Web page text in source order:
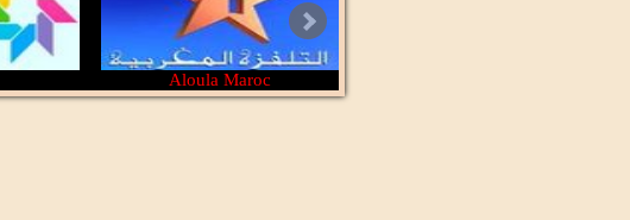
Aloula Maroc